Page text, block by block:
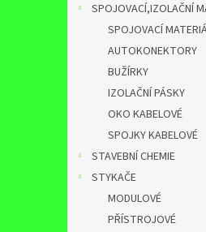
SPOJOVACÍ,IZOLAČNÍ
SPOJOVACÍ
AUTOKONEKTORY
BUŽÍRKY
IZOLAČNÍ PÁSKY
OKO KABELOVÉ
SPOJKY KABELOVÉ
STAVEBNÍ CHEMIE
STYKAČE
MODULOVÉ
PŘÍSTROJOVÉ